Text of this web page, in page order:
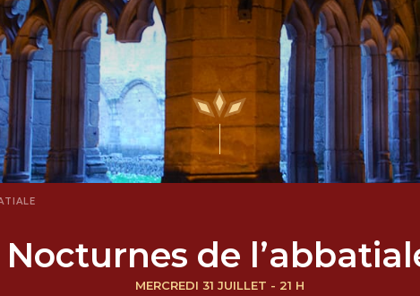
Nocturnes de
MERCREDI 31 JUILLET - 21 H